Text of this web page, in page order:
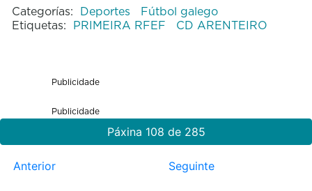
Categorías: Deportes
Fútbol galego
Etiquetas: PRIMEIRA RFEF CD ARENTEIRO
Publicidade
Publicidade
Páxina 108 de 285
Anterior Seguinte